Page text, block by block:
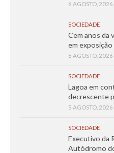
6 AGOSTO, 2026
SOCIEDADE
Cem anos da
em exposição
6 AGOSTO, 2026
SOCIEDADE
Lagoa em
decrescente
5 AGOSTO, 2026
SOCIEDADE
Executivo da
Autódromo